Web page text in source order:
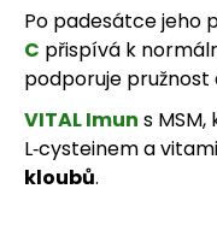
Po padesátce jeho
C přispívá k
podporuje
VITAL Imun s
L‑cysteinem a
kloubů.